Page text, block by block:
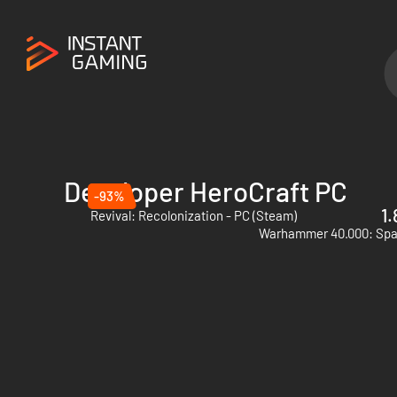
Developer HeroCraft PC
-93%
Revival: Recolonization - PC (Steam)
Warhammer 40.000: